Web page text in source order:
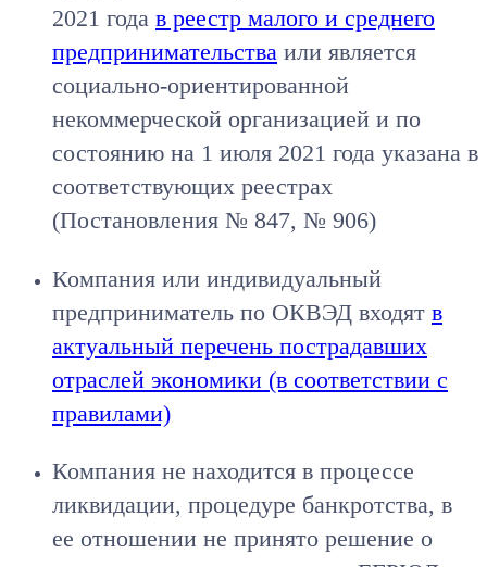
2021 года в реестр малого и среднего
предпринимательства или является
социально-ориентированной
некоммерческой организацией и по
состоянию на 1 июля 2021 года указана в
соответствующих реестрах
(Постановления № 847, № 906)
Компания или индивидуальный
предприниматель по ОКВЭД входят в
актуальный перечень пострадавших
отраслей экономики (в соответствии с
правилами)
Компания не находится в процессе
ликвидации, процедуре банкротства, в
ее отношении не принято решение о